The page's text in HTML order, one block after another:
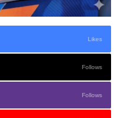
Likes
Follows
Follows